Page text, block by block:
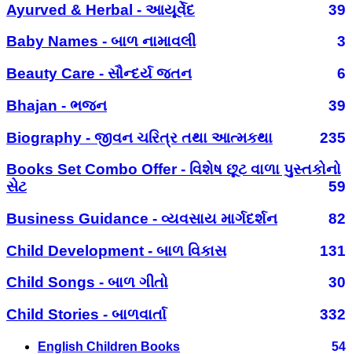
Ayurved & Herbal - આયૂર્વેદ
39
Baby Names - બાળ નામાવલી
3
Beauty Care - સૌન્દર્ય જતન
6
Bhajan - ભજન
39
Biography - જીવન ચરિત્ર તથા આત્મકથા
235
Books Set Combo Offer - વિશેષ છૂટ વાળા પુસ્તકોનો
સેટ
59
Business Guidance - વ્યવસાય માર્ગદર્શન
82
Child Development - બાળ વિકાસ
131
Child Songs - બાળ ગીતો
30
Child Stories - બાળવાર્તા
332
English Children Books 54